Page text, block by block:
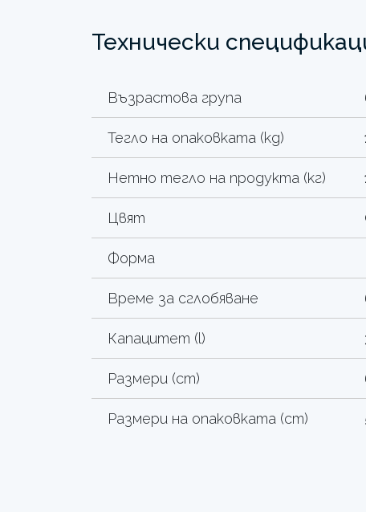
Технически
Възрастова група
Тегло на опаковката (kg)
Нетно тегло на продукта (кг)
Цвят
Форма
Време за сглобяване
Капацитет (l)
Размери (cm)
Размери на опаковката (cm)